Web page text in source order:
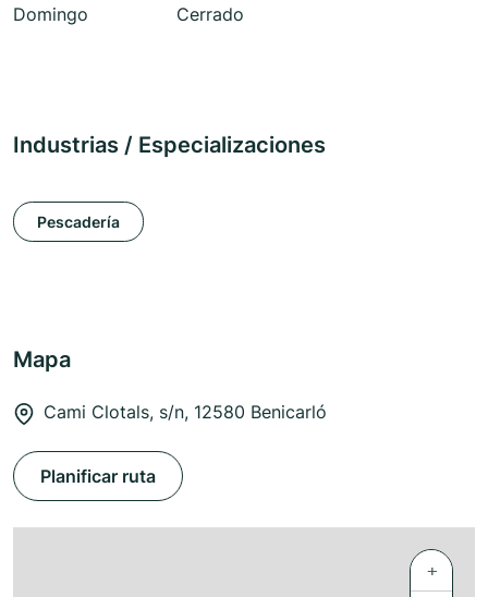
Domingo
Cerrado
Industrias / Especializaciones
Pescadería
Mapa
Cami Clotals, s/n, 12580 Benicarló
Planificar ruta
+